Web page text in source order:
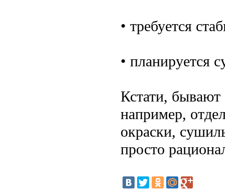
• требуется
• планируется
Кстати, бывают
например,
окраски,
просто